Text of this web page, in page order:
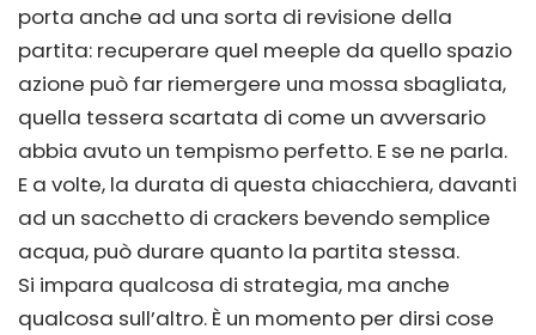
porta anche ad una sorta di revisione della
partita: recuperare quel meeple da quello spazio
azione può far riemergere una mossa sbagliata,
quella tessera scartata di come un avversario
abbia avuto un tempismo perfetto. E se ne parla.
E a volte, la durata di questa chiacchiera, davanti
ad un sacchetto di crackers bevendo semplice
acqua, può durare quanto la partita stessa.
Si impara qualcosa di strategia, ma anche
qualcosa sull’altro. È un momento per dirsi cose